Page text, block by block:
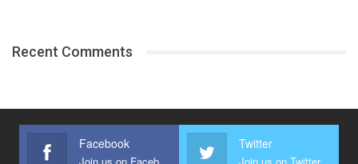
Recent Comments
Facebook
Join us on Facebook
Twitter
Join us on Twitter